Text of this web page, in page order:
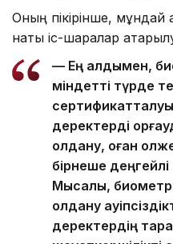
Оның пікірінше, мұндай
нақты іс-шаралар
— Ең алдымен,
міндетті түрде
деректерді
қолдану, оған
бірнеше
Мысалы,
қолдану
деректердің